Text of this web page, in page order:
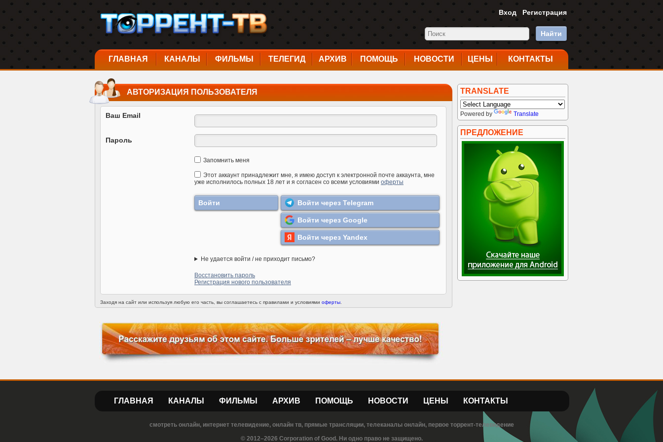
Вход Регистрация
Найти
ГЛАВНАЯ КАНАЛЫ ФИЛЬМЫ ТЕЛЕГИД АРХИВ ПОМОЩЬ НОВОСТИ ЦЕНЫ КОНТАКТЫ
АВТОРИЗАЦИЯ ПОЛЬЗОВАТЕЛЯ
Ваш Email
Пароль
Запомнить меня
Этот аккаунт принадлежит мне, я имею доступ к электронной почте аккаунта, мне
уже исполнилось полных 18 лет и я согласен со всеми условиями оферты
Войти через Telegram
Войти через Google
Войти через Yandex
Не удается войти / не приходит письмо?
Восстановить пароль
Регистрация нового пользователя
Заходя на сайт или используя любую его часть, вы соглашаетесь с правилами и условиями оферты
TRANSLATE
Powered by Translate
ПРЕДЛОЖЕНИЕ
ГЛАВНАЯ КАНАЛЫ ФИЛЬМЫ АРХИВ ПОМОЩЬ НОВОСТИ ЦЕНЫ КОНТАКТЫ
смотреть онлайн, интернет телевидение, онлайн тв, прямые трансляции, телеканалы онлайн, первое торрент-телевидение
© 2012–2026 Corporation of Good. Ни одно право не защищено.